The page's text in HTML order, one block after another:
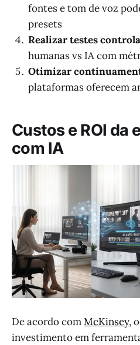
fontes e tom de voz
presets
Realizar testes
humanas vs IA com
Otimizar
plataformas oferecem
Custos e ROI da
com IA
De acordo comMcKinsey,
investimento em